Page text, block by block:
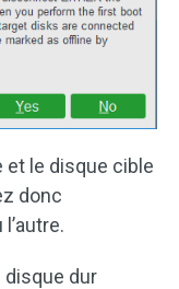
et le disque cible
donc
disque dur